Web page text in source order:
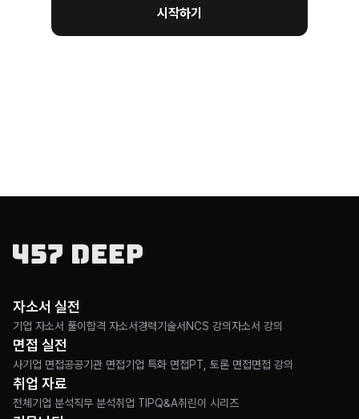
시작하기
자소서 실전
기업 자소서 풀이 합격 자소서경력기술서 NCS 강의자소서 강의
면접 실전
사기업 면접공공기관 면접기업 특화 면접PT, 토론 면접면접 강의
취업 자료
전체 기업 분석직무 분석취업 TIPQ&A취린이 시리즈